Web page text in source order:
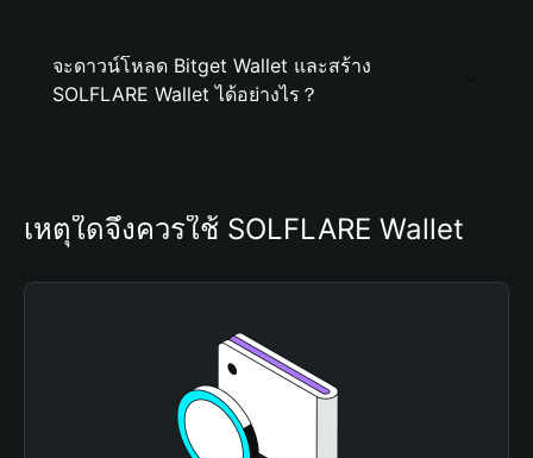
จะดาวน์โหลด Bitget Wallet และสร้าง
SOLFLARE Wallet ได้อย่างไร？
เหตุใดจึงควรใช้ SOLFLARE Wallet